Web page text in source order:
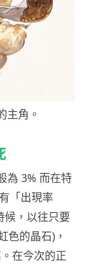
主角。
為 3% 而在特
「出現率
候，以往只要
色的晶石)，
在今次的正